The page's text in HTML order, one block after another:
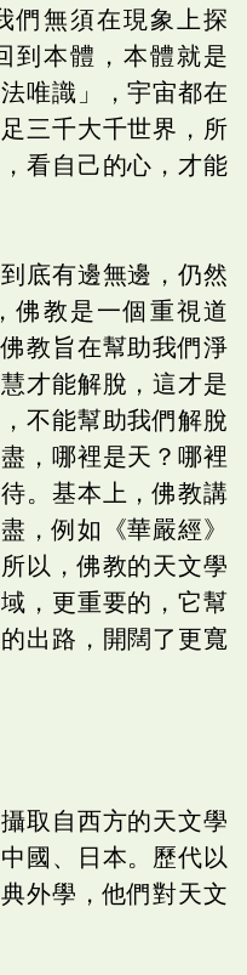
們無須在現象上探
到本體，本體就是
唯識」，宇宙都在
三千大千世界，所
看自己的心，才能
底有邊無邊，仍然
佛教是一個重視道
教旨在幫助我們淨
才能解脫，這才是
不能幫助我們解脫
，哪裡是天？哪裡
。基本上，佛教講
，例如《華嚴經》
以，佛教的天文學
，更重要的，它幫
出路，開闊了更寬
取自西方的天文學
國、日本。歷代以
外學，他們對天文